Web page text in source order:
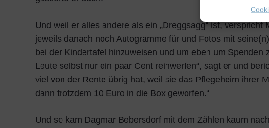
Und weil er alles andere als ein „Dreggsagg“ ist,
jeweils danach noch Autogramme für und Fotos mit
bei der Kindertafel hinzuweisen und um eben um Spenden
Leute selbst nur ein paar Cent reinwerfen“, sagt er und
viel von der Rente übrig hat, weil sie das Pflegeheim ihrer
dann trotzdem 10 Euro in die Box geworfen.“
Und so kam Dagmar Bebersdorf mit dem Zählen kaum